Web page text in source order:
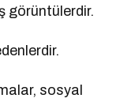
görüntülerdir.
sosyal